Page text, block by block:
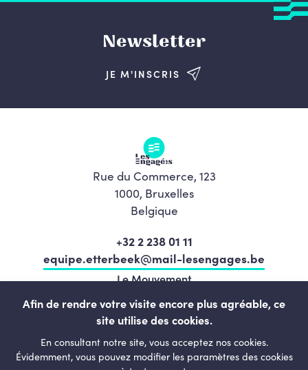
Newsletter
JE M'INSCRIS
Rue du Commerce, 123
1000, Bruxelles
Belgique
+32 2 238 01 11
equipe.etterbeek@mail-lesengages.be
Le Mouvement
Programme
L’équipe
Actualités
Afin de rendre votre visite encore plus agréable, ce
site utilise des cookies.
En consultant notre site, vous acceptez nos cookies.
Évidemment, vous pouvez modifier les paramètres des cookies